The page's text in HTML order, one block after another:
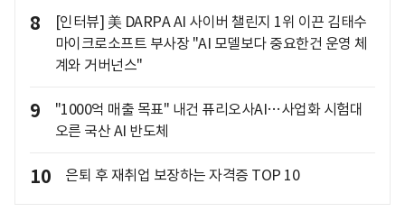
8
[인터뷰] 美 DARPA AI 사이버 챌린지 1위 이끈 김태수
마이크로소프트 부사장 "AI 모델보다 중요한건 운영 체
계와 거버넌스"
9
"1000억 매출 목표" 내건 퓨리오사AI…사업화 시험대
오른 국산 AI 반도체
10 은퇴 후 재취업 보장하는 자격증 TOP 10